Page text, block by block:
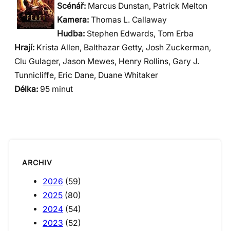
Scénář: Marcus Dunstan, Patrick Melton
Kamera: Thomas L. Callaway
Hudba: Stephen Edwards, Tom Erba
Hrají: Krista Allen, Balthazar Getty, Josh Zuckerman,
Clu Gulager, Jason Mewes, Henry Rollins, Gary J.
Tunnicliffe, Eric Dane, Duane Whitaker
Délka: 95 minut
ARCHIV
2026 (59)
2025 (80)
2024 (54)
2023 (52)